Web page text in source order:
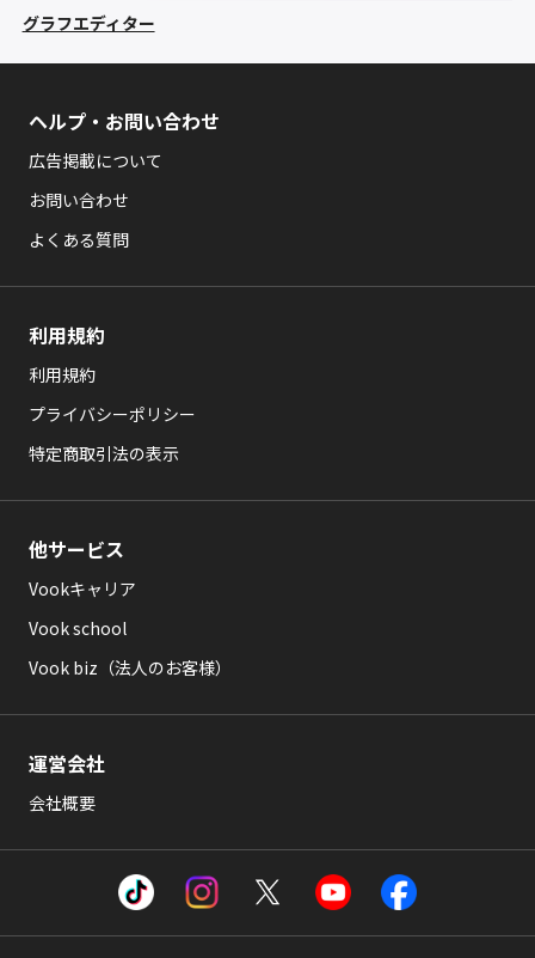
グラフエディター
ヘルプ・お問い合わせ
広告掲載について
お問い合わせ
よくある質問
利用規約
利用規約
プライバシーポリシー
特定商取引法の表示
他サービス
Vookキャリア
Vook school
Vook biz（法人のお客様）
運営会社
会社概要